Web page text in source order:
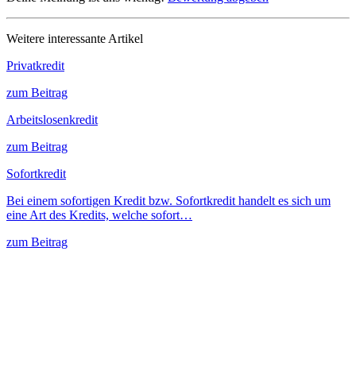
Weitere interessante Artikel
Privatkredit
zum Beitrag
Arbeitslosenkredit
zum Beitrag
Sofortkredit
Bei einem sofortigen Kredit bzw. Sofortkredit handelt es sich um
eine Art des Kredits, welche sofort…
zum Beitrag